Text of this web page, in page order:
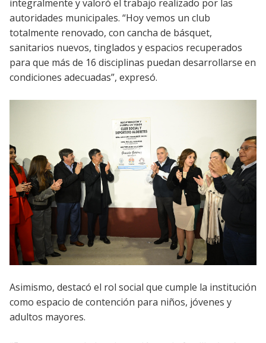
integralmente y valoró el trabajo realizado por las
autoridades municipales. “Hoy vemos un club
totalmente renovado, con cancha de básquet,
sanitarios nuevos, tinglados y espacios recuperados
para que más de 16 disciplinas puedan desarrollarse en
condiciones adecuadas”, expresó.
Asimismo, destacó el rol social que cumple la institución
como espacio de contención para niños, jóvenes y
adultos mayores.